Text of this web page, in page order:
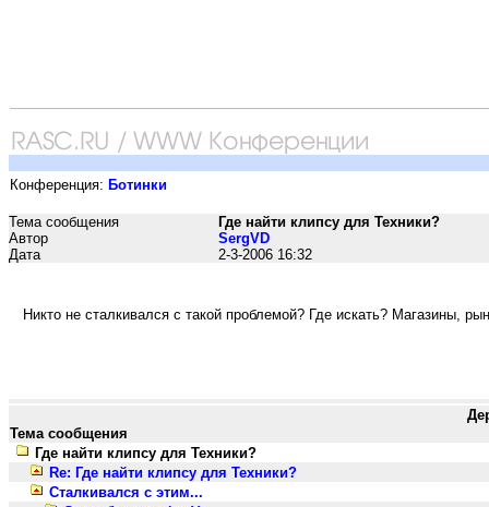
Конференция: Ботинки
Тема сообщения
Где найти клипсу для Техники?
Автор
SergVD
Дата
2-3-2006 16:32
Никто не сталкивался с такой проблемой? Где искать? Магазины,
Тема сообщения
Где найти клипсу для Техники?
Re: Где найти клипсу для Техники?
Сталкивался с этим...